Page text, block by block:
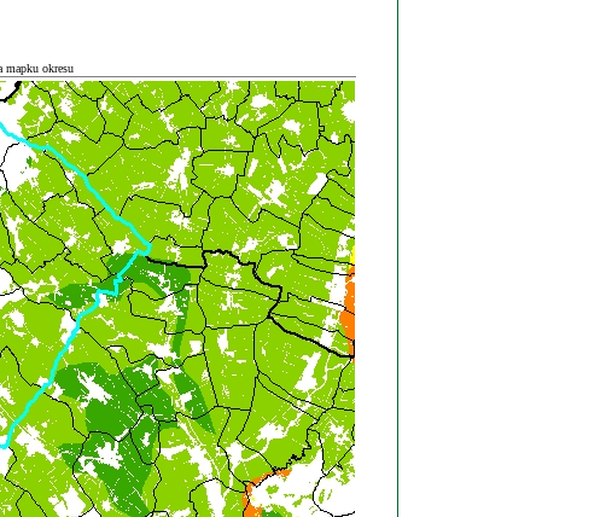
mapku okresu